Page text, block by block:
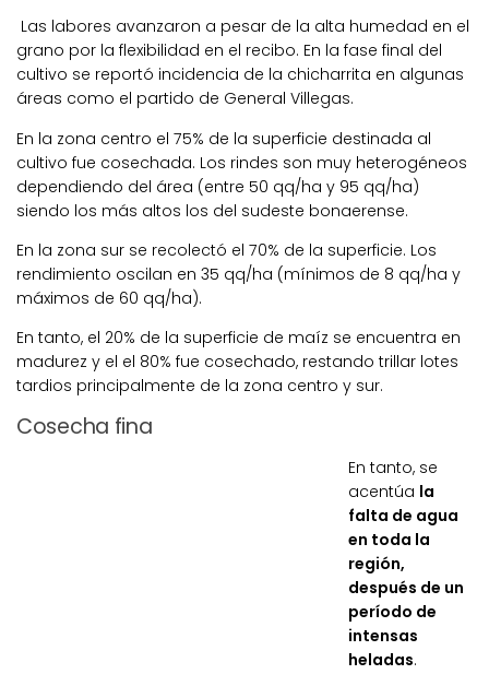
Las labores avanzaron a pesar de la alta humedad en el
grano por la flexibilidad en el recibo. En la fase final del
cultivo se reportó incidencia de la chicharrita en algunas
áreas como el partido de General Villegas.
En la zona centro el 75% de la superficie destinada al
cultivo fue cosechada. Los rindes son muy heterogéneos
dependiendo del área (entre 50 qq/ha y 95 qq/ha)
siendo los más altos los del sudeste bonaerense.
En la zona sur se recolectó el 70% de la superficie. Los
rendimiento oscilan en 35 qq/ha (mínimos de 8 qq/ha y
máximos de 60 qq/ha).
En tanto, el 20% de la superficie de maíz se encuentra en
madurez y el el 80% fue cosechado, restando trillar lotes
tardios principalmente de la zona centro y sur.
Cosecha fina
En tanto, se
acentúa la
falta de agua
en toda la
región,
después de un
período de
intensas
heladas.